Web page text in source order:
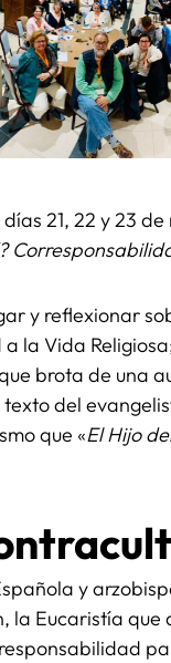
días 21, 22 y 23
y reflexionar
la Vida
brota de una
texto del
que «El Hijo
y
Eucaristía